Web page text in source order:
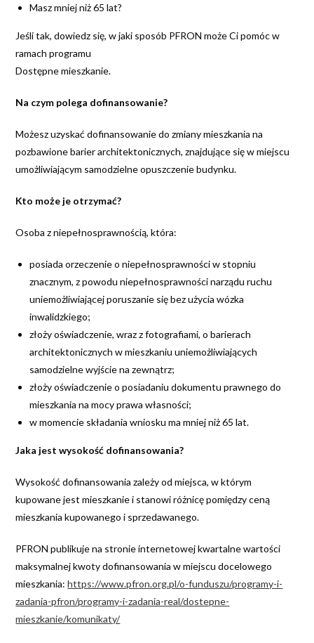
Masz mniej niż 65 lat?
Jeśli tak, dowiedz się, w jaki sposób PFRON może Ci pomóc w
ramach programu
Dostępne mieszkanie.
Na czym polega dofinansowanie?
Możesz uzyskać dofinansowanie do zmiany mieszkania na
pozbawione barier architektonicznych, znajdujące się w miejscu
umożliwiającym samodzielne opuszczenie budynku.
Kto może je otrzymać?
Osoba z niepełnosprawnością, która:
posiada orzeczenie o niepełnosprawności w stopniu
znacznym, z powodu niepełnosprawności narządu ruchu
uniemożliwiającej poruszanie się bez użycia wózka
inwalidzkiego;
złoży oświadczenie, wraz z fotografiami, o barierach
architektonicznych w mieszkaniu uniemożliwiających
samodzielne wyjście na zewnątrz;
złoży oświadczenie o posiadaniu dokumentu prawnego do
mieszkania na mocy prawa własności;
w momencie składania wniosku ma mniej niż 65 lat.
Jaka jest wysokość dofinansowania?
Wysokość dofinansowania zależy od miejsca, w którym
kupowane jest mieszkanie i stanowi różnicę pomiędzy ceną
mieszkania kupowanego i sprzedawanego.
PFRON publikuje na stronie internetowej kwartalne wartości
maksymalnej kwoty dofinansowania w miejscu docelowego
mieszkania:https://www.pfron.org.pl/o-funduszu/programy-i-
zadania-pfron/programy-i-zadania-real/dostepne-
mieszkanie/komunikaty/